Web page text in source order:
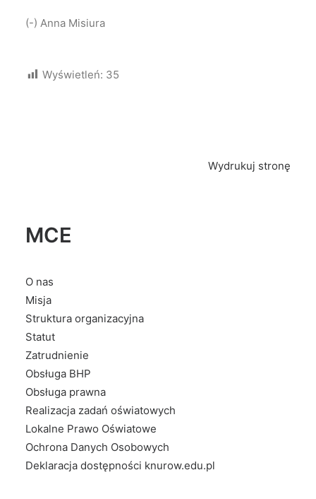
(-) Anna Misiura
Wyświetleń: 35
Wydrukuj stronę
MCE
O nas
Misja
Struktura organizacyjna
Statut
Zatrudnienie
Obsługa BHP
Obsługa prawna
Realizacja zadań oświatowych
Lokalne Prawo Oświatowe
Ochrona Danych Osobowych
Deklaracja dostępności knurow.edu.pl